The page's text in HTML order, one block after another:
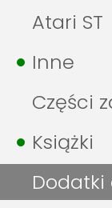
Atari ST
Inne
Części
Książki
Dodatki